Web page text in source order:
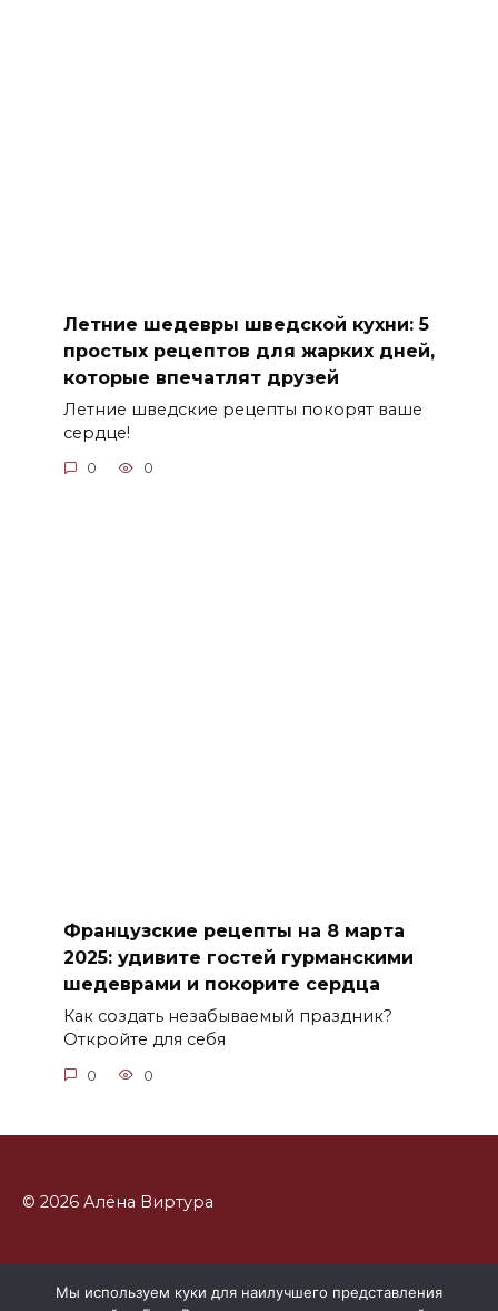
Летние шедевры шведской кухни: 5
простых рецептов для жарких дней,
которые впечатлят друзей
Летние шведские рецепты покорят ваше
сердце!
0 0
Французские рецепты на 8 марта
2025: удивите гостей гурманскими
шедеврами и покорите сердца
Как создать незабываемый праздник?
Откройте для себя
0 0
© 2026 Алёна Виртура
Мы используем куки для наилучшего представления